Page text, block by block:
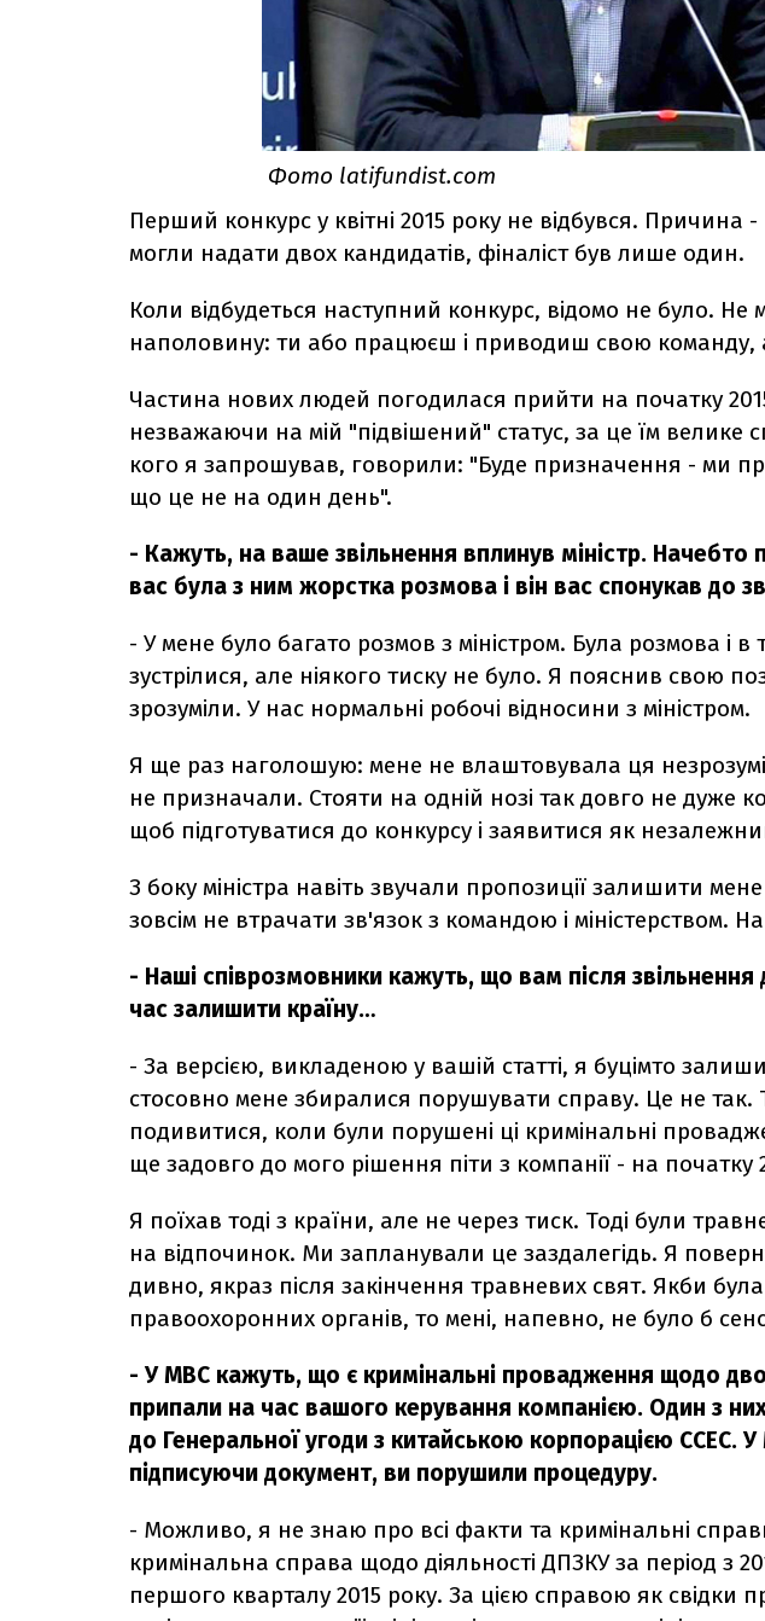
Фото latifundist.com
Перший конкурс у квітні 2015 року не відбувся. Причина
могли надати двох кандидатів, фіналіст був лише один.
Коли відбудеться наступний конкурс, відомо не було. Не
наполовину: ти або працюєш і приводиш свою команду,
Частина нових людей погодилася прийти на початку
незважаючи на мій "підвішений" статус, за це їм велике
кого я запрошував, говорили: "Буде призначення - ми
що це не на один день".
- Кажуть, на ваше звільнення вплинув міністр. Начебто
вас була з ним жорстка розмова і він вас спонукав до
- У мене було багато розмов з міністром. Була розмова і
зустрілися, але ніякого тиску не було. Я пояснив свою
зрозуміли. У нас нормальні робочі відносини з міністром.
Я ще раз наголошую: мене не влаштовувала ця
не призначали. Стояти на одній нозі так довго не дуже
щоб підготуватися до конкурсу і заявитися як
З боку міністра навіть звучали пропозиції залишити
зовсім не втрачати зв'язок з командою і міністерством.
- Наші співрозмовники кажуть, що вам після звільнення
час залишити країну…
- За версією, викладеною у вашій статті, я буцімто
стосовно мене збиралися порушувати справу. Це не так.
подивитися, коли були порушені ці кримінальні
ще задовго до мого рішення піти з компанії - на початку
Я поїхав тоді з країни, але не через тиск. Тоді були
на відпочинок. Ми запланували це заздалегідь. Я
дивно, якраз після закінчення травневих свят. Якби була
правоохоронних органів, то мені, напевно, не було б
- У МВС кажуть, що є кримінальні провадження щодо
припали на час вашого керування компанією. Один з
до Генеральної угоди з китайською корпорацією CCEC.
підписуючи документ, ви порушили процедуру.
- Можливо, я не знаю про всі факти та кримінальні
кримінальна справа щодо діяльності ДПЗКУ за період з
першого кварталу 2015 року. За цією справою як свідки